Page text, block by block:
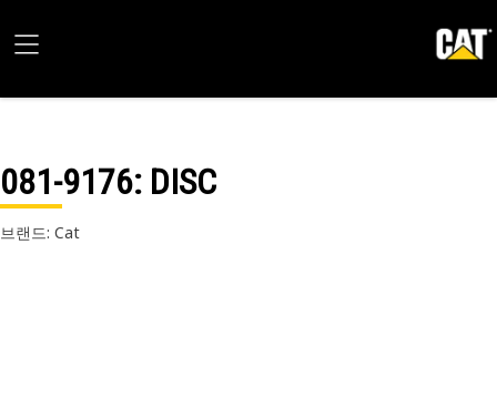
081-9176: DISC
브랜드: Cat